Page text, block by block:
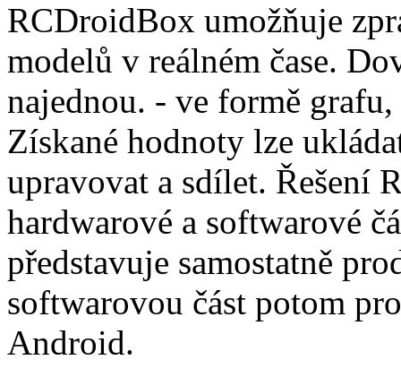
RCDroidBox umožňuje
modelů v reálném čase.
najednou. - ve formě
Získané hodnoty lze
upravovat a sdílet. Řešení
hardwarové a softwarové
představuje samostatně
softwarovou část potom
Android.